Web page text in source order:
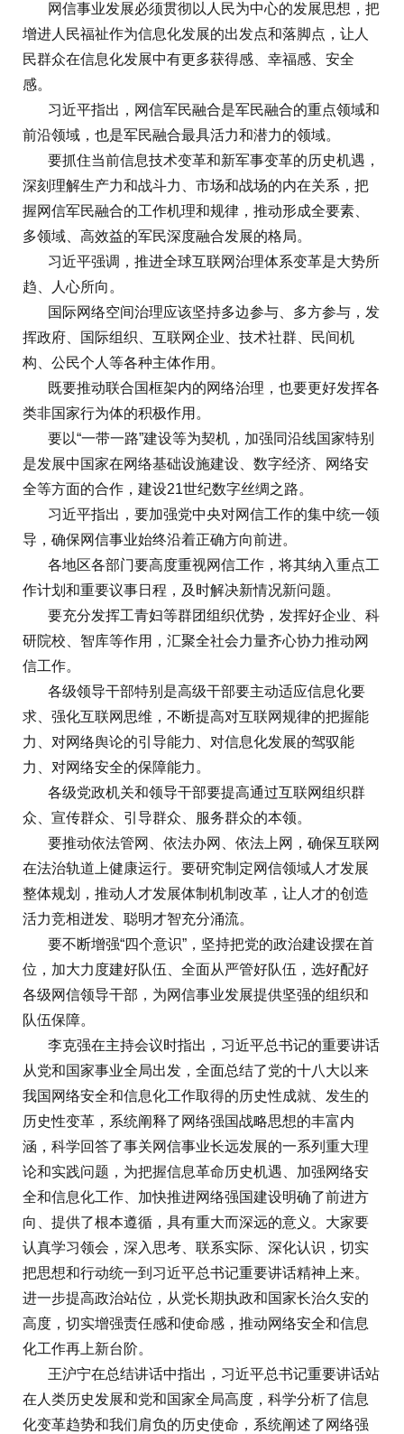
网信事业发展必须贯彻以人民为中心的发展思想，把
增进人民福祉作为信息化发展的出发点和落脚点，让人
民群众在信息化发展中有更多获得感、幸福感、安全
感。
习近平指出，网信军民融合是军民融合的重点领域和
前沿领域，也是军民融合最具活力和潜力的领域。
要抓住当前信息技术变革和新军事变革的历史机遇，
深刻理解生产力和战斗力、市场和战场的内在关系，把
握网信军民融合的工作机理和规律，推动形成全要素、
多领域、高效益的军民深度融合发展的格局。
习近平强调，推进全球互联网治理体系变革是大势所
趋、人心所向。
国际网络空间治理应该坚持多边参与、多方参与，发
挥政府、国际组织、互联网企业、技术社群、民间机
构、公民个人等各种主体作用。
既要推动联合国框架内的网络治理，也要更好发挥各
类非国家行为体的积极作用。
要以“一带一路”建设等为契机，加强同沿线国家特别
是发展中国家在网络基础设施建设、数字经济、网络安
全等方面的合作，建设21世纪数字丝绸之路。
习近平指出，要加强党中央对网信工作的集中统一领
导，确保网信事业始终沿着正确方向前进。
各地区各部门要高度重视网信工作，将其纳入重点工
作计划和重要议事日程，及时解决新情况新问题。
要充分发挥工青妇等群团组织优势，发挥好企业、科
研院校、智库等作用，汇聚全社会力量齐心协力推动网
信工作。
各级领导干部特别是高级干部要主动适应信息化要
求、强化互联网思维，不断提高对互联网规律的把握能
力、对网络舆论的引导能力、对信息化发展的驾驭能
力、对网络安全的保障能力。
各级党政机关和领导干部要提高通过互联网组织群
众、宣传群众、引导群众、服务群众的本领。
要推动依法管网、依法办网、依法上网，确保互联网
在法治轨道上健康运行。要研究制定网信领域人才发展
整体规划，推动人才发展体制机制改革，让人才的创造
活力竞相迸发、聪明才智充分涌流。
要不断增强“四个意识”，坚持把党的政治建设摆在首
位，加大力度建好队伍、全面从严管好队伍，选好配好
各级网信领导干部，为网信事业发展提供坚强的组织和
队伍保障。
李克强在主持会议时指出，习近平总书记的重要讲话
从党和国家事业全局出发，全面总结了党的十八大以来
我国网络安全和信息化工作取得的历史性成就、发生的
历史性变革，系统阐释了网络强国战略思想的丰富内
涵，科学回答了事关网信事业长远发展的一系列重大理
论和实践问题，为把握信息革命历史机遇、加强网络安
全和信息化工作、加快推进网络强国建设明确了前进方
向、提供了根本遵循，具有重大而深远的意义。大家要
认真学习领会，深入思考、联系实际、深化认识，切实
把思想和行动统一到习近平总书记重要讲话精神上来。
进一步提高政治站位，从党长期执政和国家长治久安的
高度，切实增强责任感和使命感，推动网络安全和信息
化工作再上新台阶。
王沪宁在总结讲话中指出，习近平总书记重要讲话站
在人类历史发展和党和国家全局高度，科学分析了信息
化变革趋势和我们肩负的历史使命，系统阐述了网络强